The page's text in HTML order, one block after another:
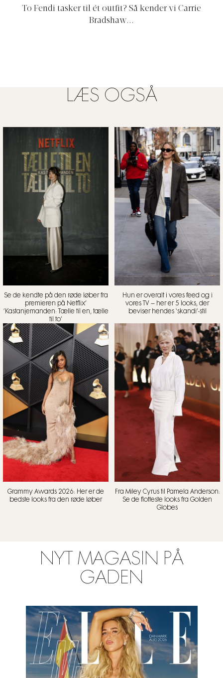
To Fendi tasker til ét outfit? Så kender vi Carrie
Bradshaw...
LÆS OGSÅ
Se de kendte på den røde løber fra
premieren på Netflix’
’Kastanjemanden: Tælle til en, tælle
til to’
Hun er overalt i vores feed og i
vores TV – her er 5 looks, der
beviser hendes ‘skandi’-stil
Grammy Awards 2026: Her er de
bedste looks fra den røde løber
Fra Miley Cyrus til Pamela Anderson:
Se de flotteste looks fra Golden
Globes
NYT MAGASIN PÅ
GADEN